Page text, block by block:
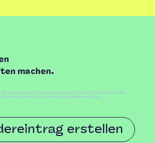
machen.
Nur, wer rechtzeitig sät und pflegt, kann später ernten. In der Schweiz fehlen in den
Fachkräfte. Diese Zahl ist ein Weckruf – und zugleich eine Chance.
erstellen